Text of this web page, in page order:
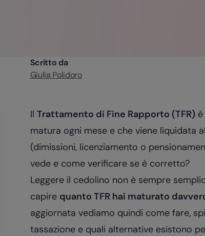
Scritto da
Giulia Polidoro
Il Trattamento di Fine Rapporto (TFR)è
matura ogni mese e che viene liquidata
(dimissioni, licenziamento o
vede e come verificare se è corretto?
Leggere il cedolino non è sempre
capire quanto TFR hai maturato
aggiornata vediamo quindi come fare,
tassazione e quali alternative esistono